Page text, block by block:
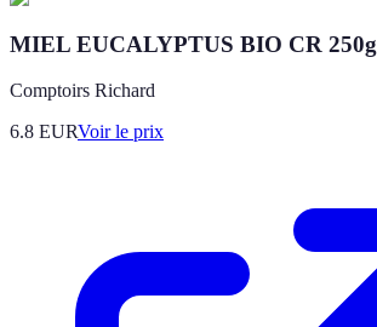
MIEL EUCALYPTUS BIO CR 250g
Comptoirs Richard
6.8 EURVoir le prix